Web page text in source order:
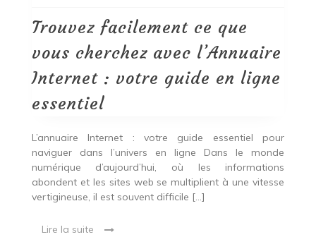
l’Annuaire
Internet
:
votre
guide
en
Trouvez facilement ce que
vous cherchez avec l’Annuaire
Internet : votre guide en ligne
essentiel
L’annuaire Internet : votre guide essentiel pour
naviguer dans l’univers en ligne Dans le monde
numérique d’aujourd’hui, où les informations
abondent et les sites web se multiplient à une vitesse
vertigineuse, il est souvent difficile […]
Lire la suite